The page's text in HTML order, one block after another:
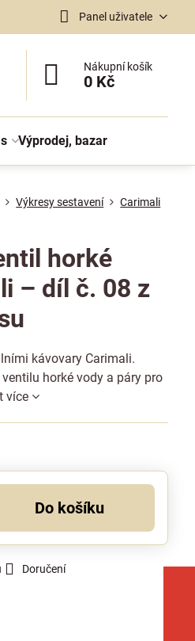
Panel uživatele
Nákupní košík
0 Kč
Výprodej, bazar
Výkresy sestavení
Carimali
horké
– díl č. 08 z
kávovary Carimali.
horké vody a páry pro
více
Do košíku
Doručení